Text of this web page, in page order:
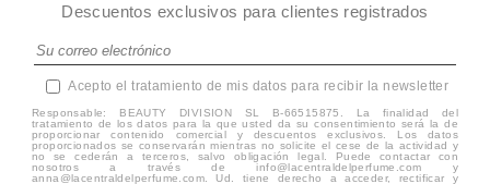
Descuentos exclusivos para clientes registrados
Acepto el tratamiento de mis datos para recibir la newsletter
Responsable: BEAUTY DIVISION SL B-66515875. La finalidad del
tratamiento de los datos para la que usted da su consentimiento será la de
proporcionar contenido comercial y descuentos exclusivos. Los datos
proporcionados se conservarán mientras no solicite el cese de la actividad y
no se cederán a terceros, salvo obligación legal. Puede contactar con
nosotros a través de info@lacentraldelperfume.com y
anna@lacentraldelperfume.com. Ud. tiene derecho a acceder, rectificar y